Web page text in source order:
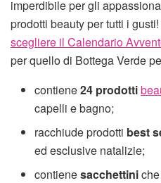
imperdibile per gli
prodotti beauty per tutti i
scegliere il Calendario
per quello di Bottega Verde
contiene24 prodotti
capelli e bagno;
racchiude prodotti best
ed esclusive natalizie;
contienesacchettini